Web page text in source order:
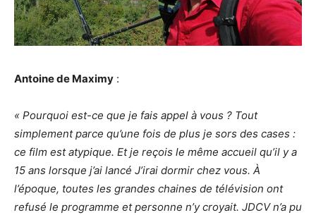
Antoine de Maximy :
« Pourquoi est-ce que je fais appel à vous ? Tout
simplement parce qu’une fois de plus je sors des cases :
ce film est atypique. Et je reçois le même accueil qu’il y a
15 ans lorsque j’ai lancé J’irai dormir chez vous. À
l’époque, toutes les grandes chaines de télévision ont
refusé le programme et personne n’y croyait. JDCV n’a pu